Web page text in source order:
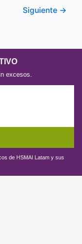
Siguiente →
excesos.
de HSMAI Latam y sus